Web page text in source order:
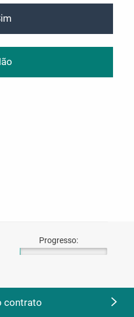
contrato
Progresso: